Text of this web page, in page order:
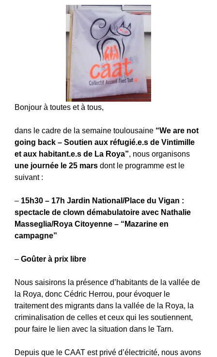
Bonjour à toutes et à tous,
dans le cadre de la semaine toulousaine “We are not
going back – Soutien aux réfugié.e.s de Vintimille
et aux habitant.e.s de La Roya”, nous organisons
une journée le 25 mars dont le programme est le
suivant :
– 15h30 – 17h Jardin National/Place du Vigan :
spectacle de clown démabulatoire avec Nathalie
Masseglia/Roya Citoyenne – “Mazarine en
campagne”
– Goûter à prix libre
Nous saisirons la présence d’habitants de la vallée de
la Roya, donc Cédric Herrou, pour évoquer le
traitement des migrants dans la vallée de la Roya, la
criminalisation de celles et ceux qui les soutiennent,
pour faire le lien avec la situation dans le Tarn.
Depuis que le CAAT est privé d’électricité, nous avons